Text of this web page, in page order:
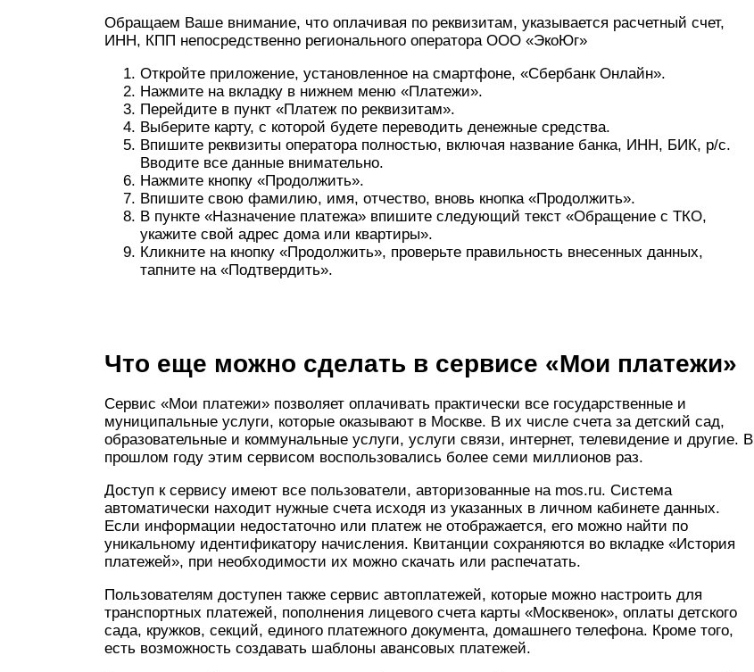
Обращаем Ваше внимание, что оплачивая по реквизитам, указывается расчетный счет,
ИНН, КПП непосредственно регионального оператора ООО «ЭкоЮг»
Откройте приложение, установленное на смартфоне, «Сбербанк Онлайн».
Нажмите на вкладку в нижнем меню «Платежи».
Перейдите в пункт «Платеж по реквизитам».
Выберите карту, с которой будете переводить денежные средства.
Впишите реквизиты оператора полностью, включая название банка, ИНН, БИК, р/с.
Вводите все данные внимательно.
Нажмите кнопку «Продолжить».
Впишите свою фамилию, имя, отчество, вновь кнопка «Продолжить».
В пункте «Назначение платежа» впишите следующий текст «Обращение с ТКО,
укажите свой адрес дома или квартиры».
Кликните на кнопку «Продолжить», проверьте правильность внесенных данных,
тапните на «Подтвердить».
Что еще можно сделать в сервисе «Мои платежи»
Сервис «Мои платежи» позволяет оплачивать практически все государственные и
муниципальные услуги, которые оказывают в Москве. В их числе счета за детский сад,
образовательные и коммунальные услуги, услуги связи, интернет, телевидение и другие. В
прошлом году этим сервисом воспользовались более семи миллионов раз.
Доступ к сервису имеют все пользователи, авторизованные на mos.ru. Система
автоматически находит нужные счета исходя из указанных в личном кабинете данных.
Если информации недостаточно или платеж не отображается, его можно найти по
уникальному идентификатору начисления. Квитанции сохраняются во вкладке «История
платежей», при необходимости их можно скачать или распечатать.
Пользователям доступен также сервис автоплатежей, которые можно настроить для
транспортных платежей, пополнения лицевого счета карты «Москвенок», оплаты детского
сада, кружков, секций, единого платежного документа, домашнего телефона. Кроме того,
есть возможность создавать шаблоны авансовых платежей.